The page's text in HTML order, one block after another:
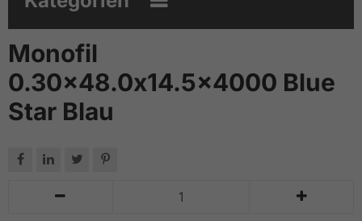
Monofil
0.30x48.0x14.5x4000 Blue
Star Blau
   
 